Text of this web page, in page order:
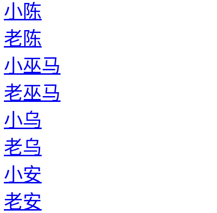
小陈
老陈
小巫马
老巫马
小乌
老乌
小安
老安